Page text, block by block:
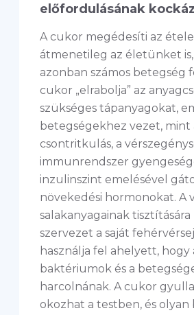
előfordulásának
A cukor megédesíti az
átmenetileg az életünket
azonban számos betegség
cukor „elrabolja” az
szükséges tápanyagokat,
betegségekhez vezet, mint
csontritkulás, a
immunrendszer
inzulinszint emelésével
növekedési hormonokat. A
salakanyagainak tisztítására
szervezet a saját
használja fel ahelyett, hogy
baktériumok és a
harcolnának. A cukor
okozhat a testben, és